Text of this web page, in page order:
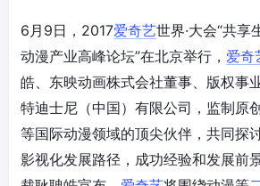
6月9日，2017爱奇艺世界·大会“共
动漫产业高峰论坛”在北京举行， 爱奇
皓、东映动画株式会社董事、版权事
特迪士尼（中国）有限公司，监制原
等国际动漫领域的顶尖伙伴，共同探
影视化发展路径，成功经验和发展前景